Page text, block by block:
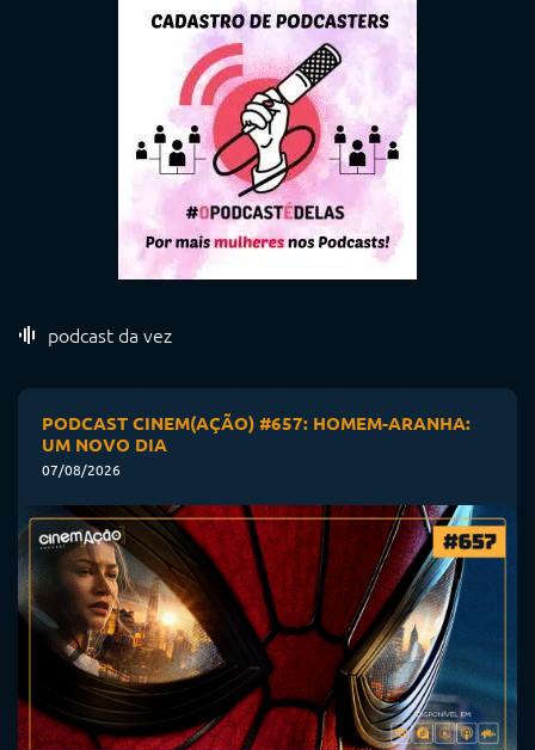
podcast da vez
PODCAST CINEM(AÇÃO) #657: HOMEM-ARANHA:
UM NOVO DIA
07/08/2026